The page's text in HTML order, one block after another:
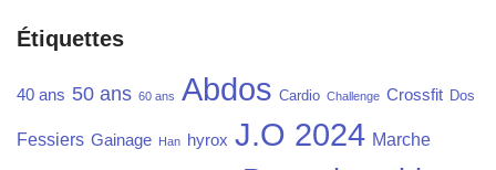
Étiquettes
40 ans 50 ans 60 ans Abdos Cardio Challenge Crossfit Dos
Fessiers Gainage Han hyrox J.O 2024 Marche